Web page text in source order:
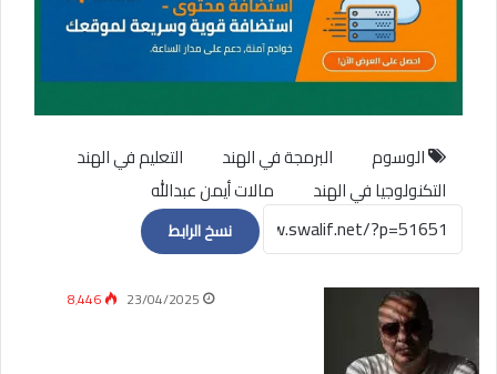
الوسوم البرمجة في الهند
التعليم في الهند
التكنولوجيا في الهند
مالات أيمن عبدالله
نسخ الرابط
23/04/2025 8٬446